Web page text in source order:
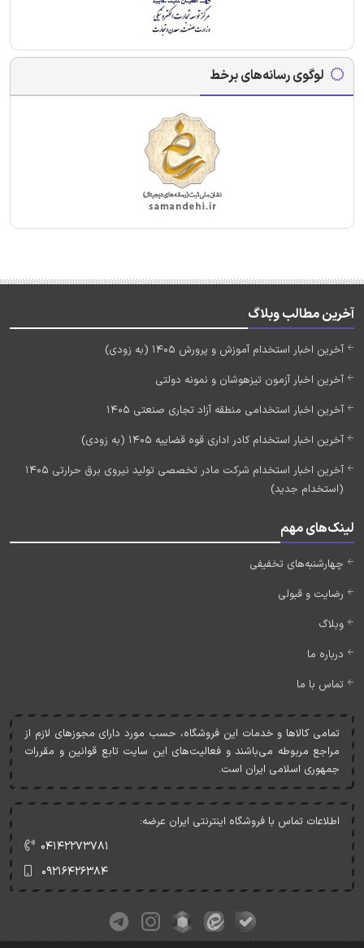
لوگوی رسانه‌های برخط
آخرین مطالب وبلاگ
آخرین اخبار استخدام آموزش و پرورش 1405 (به زودی)
آخرین اخبار آزمون تیزهوشان و نمونه دولتی
آخرین اخبار استخدامی منطقه آزاد تجاری صنعتی 1405
آخرین اخبار استخدام کادر اداری قوه قضاییه 1405 (به زودی)
آخرین اخبار استخدام شرکت مادر تخصصی تولید نیروی برق حرارتی 1405
(استخدام جدید)
لینک‌های مهم
چهارشنبه‌های تخفیفی
رضایت و قبولی
وبلاگ
درباره ما
تماس با ما
تمامی کالاها و خدمات اين فروشگاه، حسب مورد دارای مجوزهای لازم از
مراجع مربوطه می‌باشند و فعاليت‌های اين سايت تابع قوانين و مقررات
جمهوری اسلامی ايران است.
اطلاعات تماس با فروشگاه اینترنتی ایران عرضه:
۰۴۱۴۲۲۷۳۷۸۱
۰۹۲۱۶۴۲۶۳۸۴